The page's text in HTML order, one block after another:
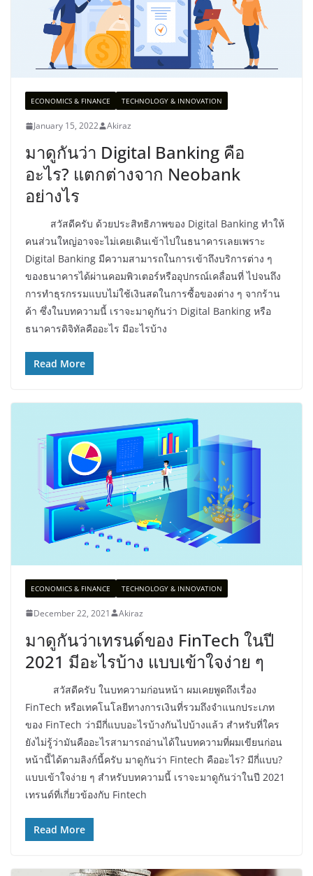
ECONOMICS & FINANCE TECHNOLOGY & INNOVATION
January 15, 2022 Akiraz
มาดูกันว่า Digital Banking คือ
อะไร? แตกต่างจาก Neobank
อย่างไร
สวัสดีครับ ด้วยประสิทธิภาพของ Digital Banking ทำให้
คนส่วนใหญ่อาจจะไม่เคยเดินเข้าไปในธนาคารเลยเพราะ
Digital Banking มีความสามารถในการเข้าถึงบริการต่าง ๆ
ของธนาคารได้ผ่านคอมพิวเตอร์หรืออุปกรณ์เคลื่อนที่ ไปจนถึง
การทำธุรกรรมแบบไม่ใช้เงินสดในการซื้อของต่าง ๆ จากร้าน
ค้า ซึ่งในบทความนี้ เราจะมาดูกันว่า Digital Banking หรือ
ธนาคารดิจิทัลคืออะไร มีอะไรบ้าง
Read More
ECONOMICS & FINANCE TECHNOLOGY & INNOVATION
December 22, 2021 Akiraz
มาดูกันว่าเทรนด์ของ FinTech ในปี
2021 มีอะไรบ้าง แบบเข้าใจง่าย ๆ
สวัสดีครับ ในบทความก่อนหน้า ผมเคยพูดถึงเรื่อง
FinTech หรือเทคโนโลยีทางการเงินที่รวมถึงจำแนกประเภท
ของ FinTech ว่ามีกี่แบบอะไรบ้างกันไปบ้างแล้ว สำหรับที่ใคร
ยังไม่รู้ว่ามันคืออะไรสามารถอ่านได้ในบทความที่ผมเขียนก่อน
หน้านี้ได้ตามลิงก์นี้ครับ มาดูกันว่า Fintech คืออะไร? มีกี่แบบ?
แบบเข้าใจง่าย ๆ สำหรับบทความนี้ เราจะมาดูกันว่าในปี 2021
เทรนด์ที่เกี่ยวข้องกับ Fintech
Read More